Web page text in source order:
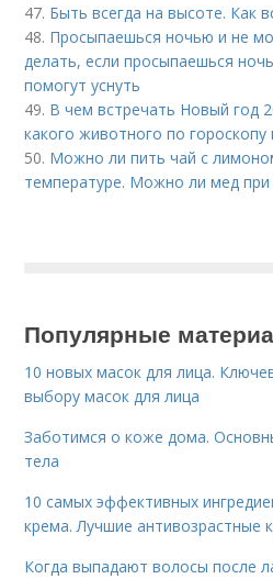
47. Быть всегда на высоте. Как
48. Просыпаешься ночью и не
делать, если просыпаешься
помогут уснуть
49. В чем встречать Новый год
какого животного по
50. Можно ли пить чай с
температуре. Можно ли мед при
Популярные
10 новых масок для лица.
выбору масок для лица
Заботимся о коже дома.
тела
10 самых эффективных
крема. Лучшие антивозрастные
Когда выпадают волосы после